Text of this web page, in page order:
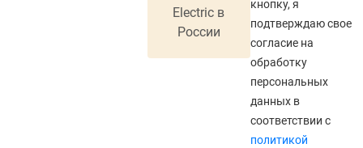
кнопку, я
подтверждаю свое
согласие на
обработку
персональных
данных в
соответствии с
политикой
Electric в
России